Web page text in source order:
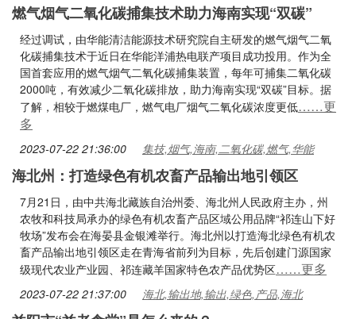
燃气烟气二氧化碳捕集技术助力海南实现“双碳”
经过调试，由华能清洁能源技术研究院自主研发的燃气烟气二氧
化碳捕集技术于近日在华能洋浦热电联产项目成功投用。作为全
国首套应用的燃气烟气二氧化碳捕集装置，每年可捕集二氧化碳
2000吨，有效减少二氧化碳排放，助力海南实现“双碳”目标。据
了解，相较于燃煤电厂，燃气电厂烟气二氧化碳浓度更低……更
多
2023-07-22 21:36:00 集技,烟气,海南,二氧化碳,燃气,华能
海北州：打造绿色有机农畜产品输出地引领区
7月21日，由中共海北藏族自治州委、海北州人民政府主办，州
农牧和科技局承办的绿色有机农畜产品区域公用品牌“祁连山下好
牧场”发布会在海晏县金银滩举行。海北州以打造海北绿色有机农
畜产品输出地引领区走在青海省前列为目标，先后创建门源国家
级现代农业产业园、祁连藏羊国家特色农产品优势区……更多
2023-07-22 21:37:00 海北,输出地,输出,绿色,产品,海北